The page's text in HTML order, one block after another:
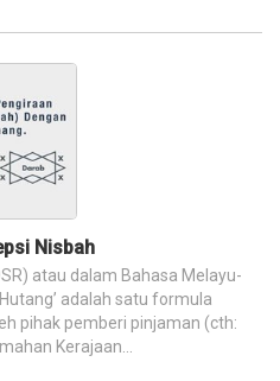
Nisbah
atau dalam Bahasa Melayu-
adalah satu formula
pihak pemberi pinjaman (cth:
Kerajaan...